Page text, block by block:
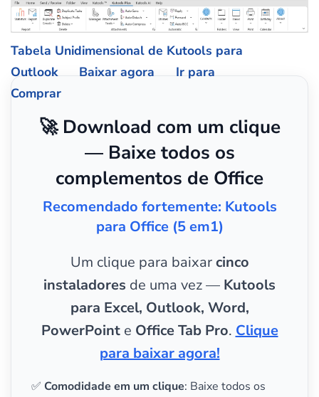
Tabela Unidimensional de Kutools para
Outlook
Baixar agora
Ir para
Comprar
🚀 Download com um clique
— Baixe todos os
complementos de Office
Recomendado fortemente: Kutools
para Office (5 em1)
Um clique para baixarcinco
instaladores de uma vez — Kutools
para Excel, Outlook, Word,
PowerPointe Office Tab Pro. Clique
para baixar agora!
✅ Comodidade em um clique: Baixe todos os